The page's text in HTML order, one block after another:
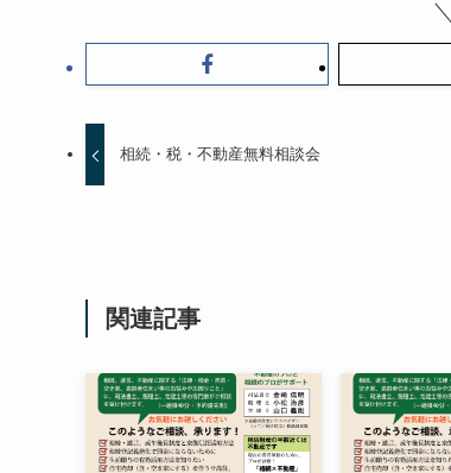
相続・税・不動産無料相談会
関連記事